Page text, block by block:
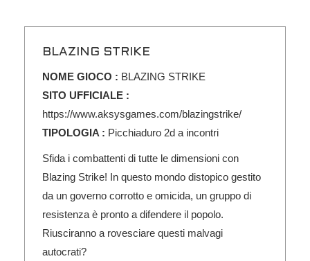
BLAZING STRIKE
NOME GIOCO : BLAZING STRIKE
SITO UFFICIALE :
https://www.aksysgames.com/blazingstrike/
TIPOLOGIA : Picchiaduro 2d a incontri
Sfida i combattenti di tutte le dimensioni con
Blazing Strike! In questo mondo distopico gestito
da un governo corrotto e omicida, un gruppo di
resistenza è pronto a difendere il popolo.
Riusciranno a rovesciare questi malvagi
autocrati?